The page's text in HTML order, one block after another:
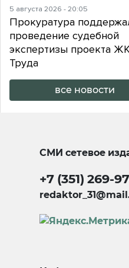
5 августа 2026 - 20:05
Прокуратура
проведение судебной
экспертизы проекта
Труда
все новости
СМИ сетевое
+7 (351) 269-